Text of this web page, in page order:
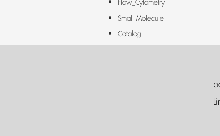
Flow_Cytometry
Small Molecule
Catalog